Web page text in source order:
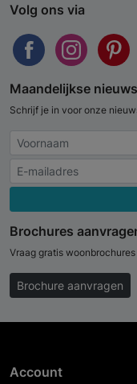
Volg ons via
Maandelijkse
Schrijf je in voor onze
Brochures
Vraag gratis
Brochure aanvragen
Account